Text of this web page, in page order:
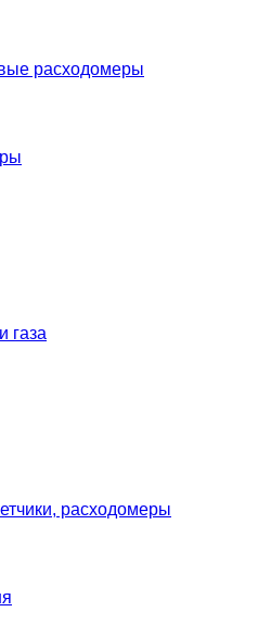
расходомеры
газа
расходомеры